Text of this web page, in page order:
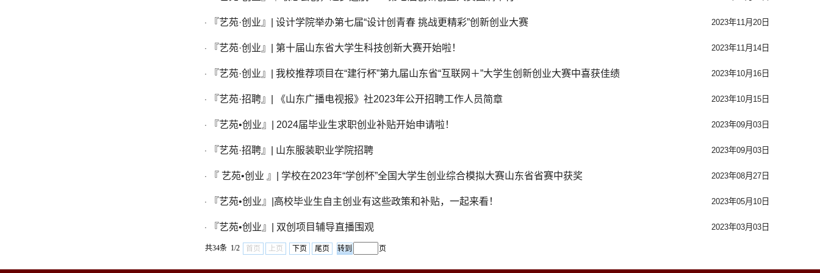
· 『艺苑·创业』| 设计学院举办第七届“设计创青春 挑战更精彩”创新创业大赛 2023年11月20日
· 『艺苑·创业』| 第十届山东省大学生科技创新大赛开始啦！ 2023年11月14日
· 『艺苑·创业』| 我校推荐项目在“建行杯”第九届山东省“互联网＋”大学生创新创业大赛中喜获佳绩 2023年10月16日
· 『艺苑·招聘』| 《山东广播电视报》社2023年公开招聘工作人员简章 2023年10月15日
· 『艺苑•创业』| 2024届毕业生求职创业补贴开始申请啦！ 2023年09月03日
· 『艺苑·招聘』| 山东服装职业学院招聘 2023年09月03日
· 『 艺苑•创业 』| 学校在2023年“学创杯”全国大学生创业综合模拟大赛山东省省赛中获奖 2023年08月27日
· 『艺苑•创业』|高校毕业生自主创业有这些政策和补贴，一起来看！ 2023年05月10日
· 『艺苑•创业』| 双创项目辅导直播围观 2023年03月03日
共34条 1/2 首页 上页 下页 尾页 页